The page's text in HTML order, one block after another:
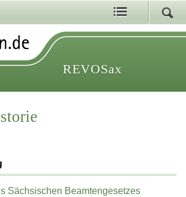
REVOSax
Sächsischen Beamtengesetzes